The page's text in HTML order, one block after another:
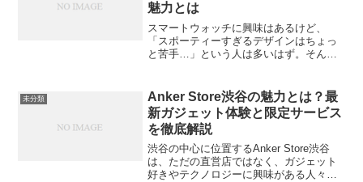
魅力とは
スマートウォッチに興味はあるけど、
「スポーティーすぎるデザインはちょっ
と苦手…」という人は多いはず。そんな
は、見た目のかわいさだけでなく、実際
の使い心地や機能、...
未分類
Anker Store渋谷の魅力とは？最
新ガジェット体験と限定サービス
を徹底解説
渋谷の中心に位置するAnker Store渋谷
は、ただの直営店ではなく、ガジェット
好きやテクノロジーに興味がある人々に